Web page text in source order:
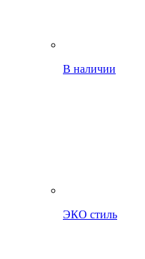
В наличии
ЭКО стиль